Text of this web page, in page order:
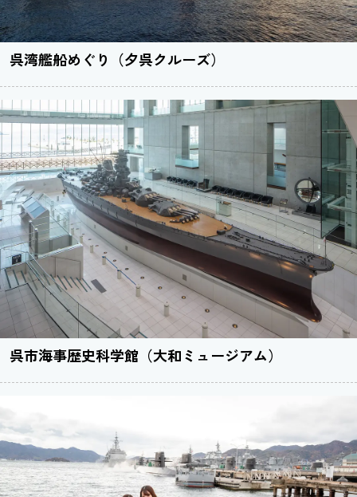
呉湾艦船めぐり（夕呉クルーズ）
呉市海事歴史科学館（大和ミュージアム）